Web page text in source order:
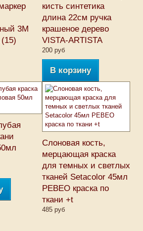
3M
кисть синтетика
длина 22см ручка
крашеное дерево
VISTA-ARTISTA
200 руб
В корзину
Слоновая кость,
мерцающая краска
для темных и светлых
тканей Setacolor 45мл
PEBEO краска по
ткани +t
485 руб